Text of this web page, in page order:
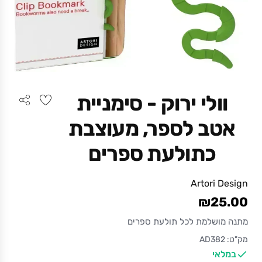
וולי ירוק - סימניית
אטב לספר, מעוצבת
כתולעת ספרים
Artori Design
₪25.00
מתנה מושלמת לכל תולעת ספרים
מק"ט: AD382
במלאי